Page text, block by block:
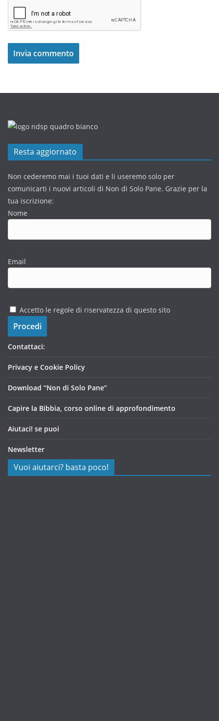
Resta aggiornato
Non cederemo mai i tuoi dati e li useremo solo per
comunicarti i nuovi articoli di Non di Solo Pane. Grazie per la
tua iscrizione:
Nome
Email
Accetto le regole di riservatezza di questo sito
Contattaci:
Privacy e Cookie Policy
Download “Non di Solo Pane”
Capire la Bibbia, corso online di approfondimento
Aiutaci! se puoi
Newsletter
Vuoi aiutarci? basta poco!